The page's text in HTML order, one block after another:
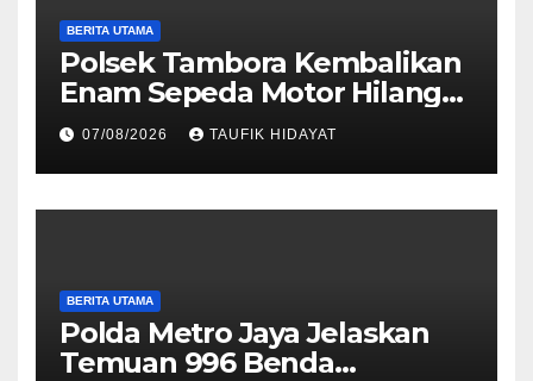
BERITA UTAMA
Polsek Tambora Kembalikan
Enam Sepeda Motor Hilang
kepada Pemilik, Wujud Nyata
Pelayanan Presisi Polri
07/08/2026 TAUFIK HIDAYAT
BERITA UTAMA
Polda Metro Jaya Jelaskan
Temuan 996 Benda